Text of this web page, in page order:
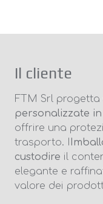
Il cliente
FTM Srl progetta
personalizzate
offrire una
trasporto. I
custodire il
elegante e
valore dei